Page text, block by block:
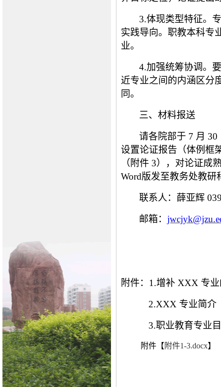
3.体现类型特征。
实践导向。职教本科专
业。
4.加强统筹协调。
近专业之间的内涵区分
同。
三、材料报送
请各院部于 7 月 30
设置论证报告（体例框
（附件 3），对论证成
Word版发至教务处教研
联系人：薛亚辉
邮箱：
附件： 1.增补 XXX 专
2.XXX 专业简介
3.职业教育专业
附件【 附件1-3.docx】